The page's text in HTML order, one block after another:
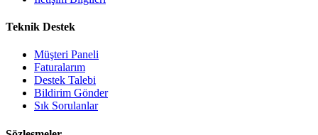
Teknik Destek
Müşteri Paneli
Faturalarım
Destek Talebi
Bildirim Gönder
Sık Sorulanlar